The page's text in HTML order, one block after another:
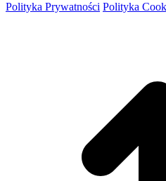
Polityka Prywatności Polityka